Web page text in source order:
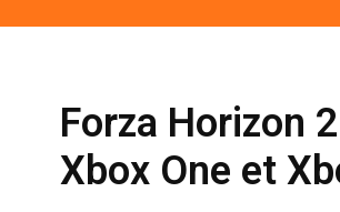
Forza Horizon
Xbox One et